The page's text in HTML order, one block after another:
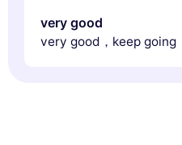
very good
very good，keep going